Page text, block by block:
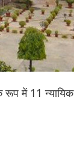
रूप में 11 न्यायिक